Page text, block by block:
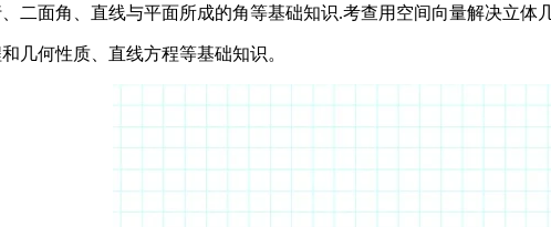
二面角、直线与平面所成的角等基础知识.考查用空间向量解决立
几何性质、直线方程等基础知识。